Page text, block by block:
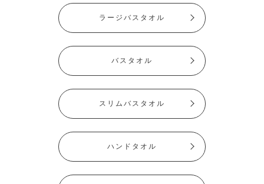
ラージバスタオル
バスタオル
スリムバスタオル
ハンドタオル